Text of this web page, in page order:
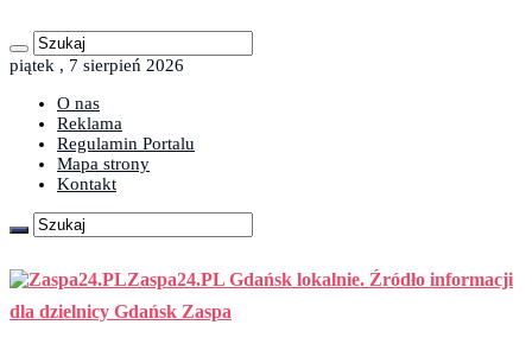
piątek , 7 sierpień 2026
O nas
Reklama
Regulamin Portalu
Mapa strony
Kontakt
Zaspa24.PL Gdańsk lokalnie. Źródło informacji
dla dzielnicy Gdańsk Zaspa